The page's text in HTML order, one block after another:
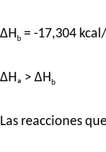
ΔH b = -17,304
ΔHₐ > ΔH b
Las reacciones